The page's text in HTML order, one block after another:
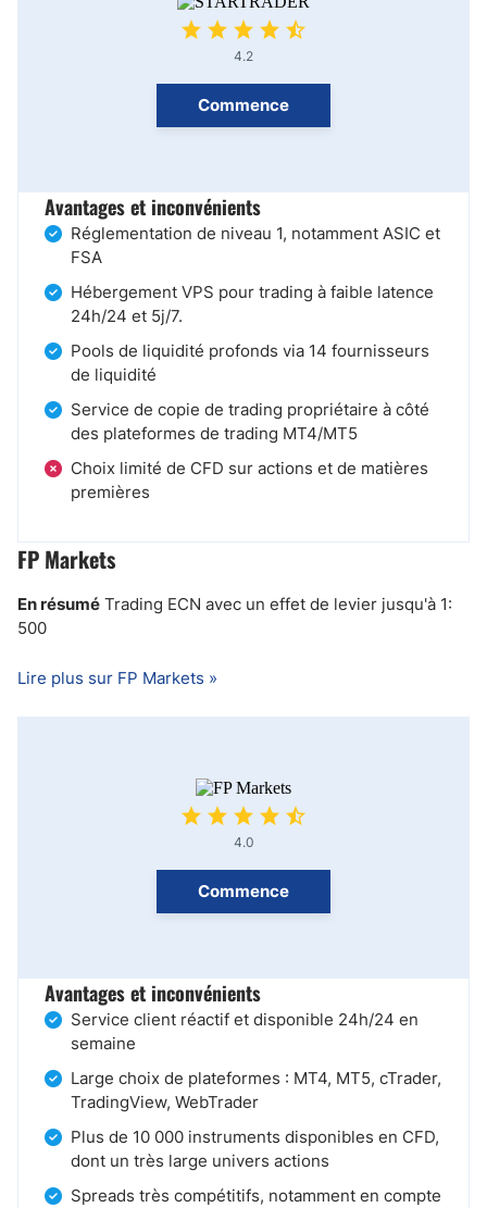
4.2
Commence
Avantages et inconvénients
Réglementation de niveau 1, notamment ASIC et
FSA
Hébergement VPS pour trading à faible latence
24h/24 et 5j/7.
Pools de liquidité profonds via 14 fournisseurs
de liquidité
Service de copie de trading propriétaire à côté
des plateformes de trading MT4/MT5
Choix limité de CFD sur actions et de matières
premières
FP Markets
En résumé Trading ECN avec un effet de levier jusqu'à 1:
500
Lire plus sur FP Markets »
4.0
Commence
Avantages et inconvénients
Service client réactif et disponible 24h/24 en
semaine
Large choix de plateformes : MT4, MT5, cTrader,
TradingView, WebTrader
Plus de 10 000 instruments disponibles en CFD,
dont un très large univers actions
Spreads très compétitifs, notamment en compte